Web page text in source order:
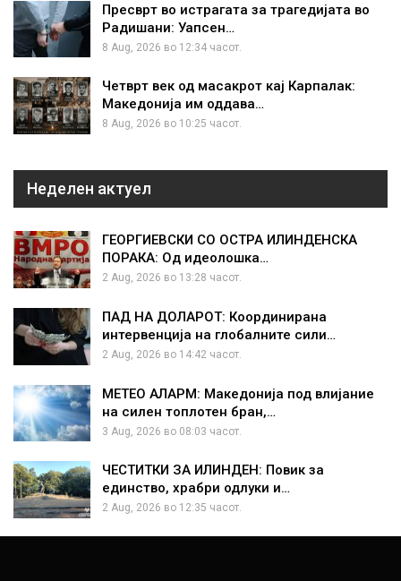
Пресврт во истрагата за трагедијата во
Радишани: Уапсен…
8 Aug, 2026 во 12:34 часот.
Четврт век од масакрот кај Карпалак:
Македонија им оддава…
8 Aug, 2026 во 10:25 часот.
Неделен актуел
ГЕОРГИЕВСКИ СО ОСТРА ИЛИНДЕНСКА
ПОРАКА: Од идеолошка…
2 Aug, 2026 во 13:28 часот.
ПАД НА ДОЛАРОТ: Координирана
интервенција на глобалните сили…
2 Aug, 2026 во 14:42 часот.
МЕТЕО АЛАРМ: Македонија под влијание
на силен топлотен бран,…
3 Aug, 2026 во 08:03 часот.
ЧЕСТИТКИ ЗА ИЛИНДЕН: Повик за
единство, храбри одлуки и…
2 Aug, 2026 во 12:35 часот.